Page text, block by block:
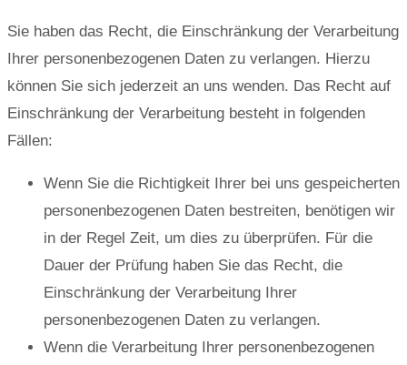
Sie haben das Recht, die Einschränkung der Verarbeitung
Ihrer personenbezogenen Daten zu verlangen. Hierzu
können Sie sich jederzeit an uns wenden. Das Recht auf
Einschränkung der Verarbeitung besteht in folgenden
Fällen:
Wenn Sie die Richtigkeit Ihrer bei uns gespeicherten
personenbezogenen Daten bestreiten, benötigen wir
in der Regel Zeit, um dies zu überprüfen. Für die
Dauer der Prüfung haben Sie das Recht, die
Einschränkung der Verarbeitung Ihrer
personenbezogenen Daten zu verlangen.
Wenn die Verarbeitung Ihrer personenbezogenen